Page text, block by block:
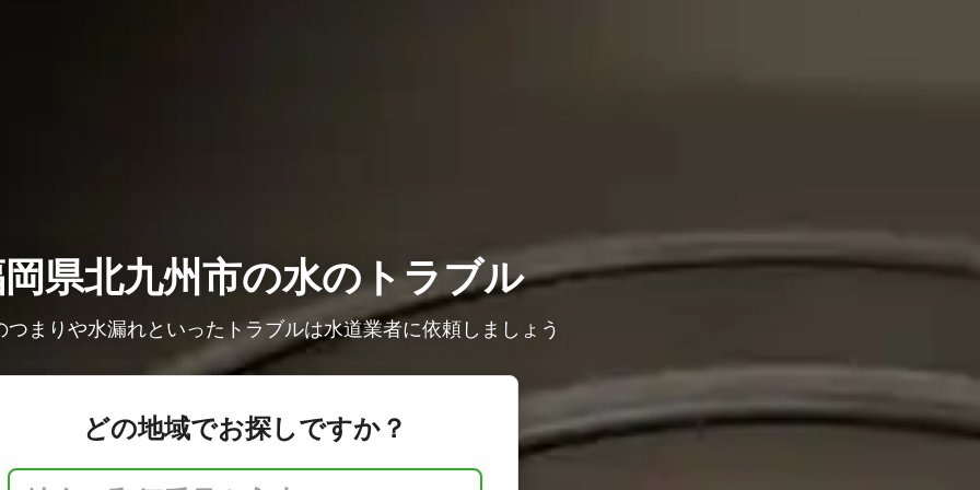
県北九州市の水のトラブル
つまりや水漏れといったトラブルは水道業者に依頼しましょう
どの地域でお探しですか？